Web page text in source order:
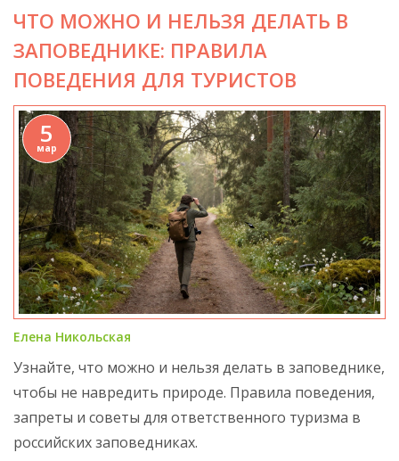
ЧТО МОЖНО И НЕЛЬЗЯ ДЕЛАТЬ В
ЗАПОВЕДНИКЕ: ПРАВИЛА
ПОВЕДЕНИЯ ДЛЯ ТУРИСТОВ
5
мар
Елена Никольская
Узнайте, что можно и нельзя делать в заповеднике,
чтобы не навредить природе. Правила поведения,
запреты и советы для ответственного туризма в
российских заповедниках.